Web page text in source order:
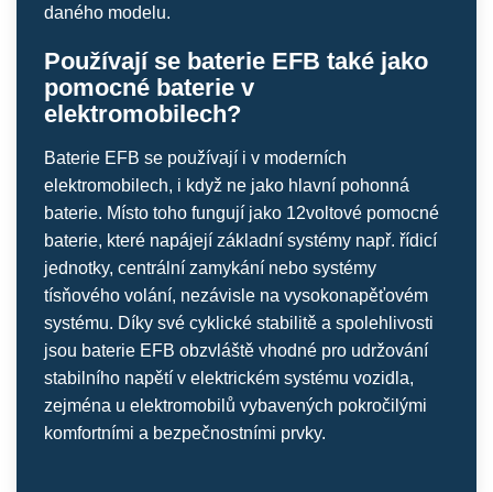
daného modelu.
Používají se baterie EFB také jako
pomocné baterie v
elektromobilech?
Baterie EFB se používají i v moderních
elektromobilech, i když ne jako hlavní pohonná
baterie. Místo toho fungují jako 12voltové pomocné
baterie, které napájejí základní systémy např. řídicí
jednotky, centrální zamykání nebo systémy
tísňového volání, nezávisle na vysokonapěťovém
systému. Díky své cyklické stabilitě a spolehlivosti
jsou baterie EFB obzvláště vhodné pro udržování
stabilního napětí v elektrickém systému vozidla,
zejména u elektromobilů vybavených pokročilými
komfortními a bezpečnostními prvky.